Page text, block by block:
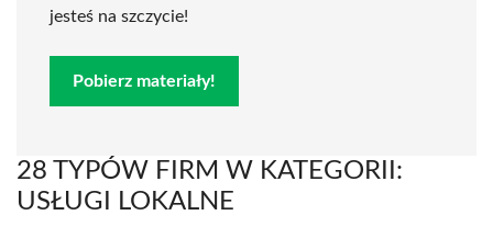
jesteś na szczycie!
Pobierz materiały!
28 TYPÓW FIRM W KATEGORII:
USŁUGI LOKALNE